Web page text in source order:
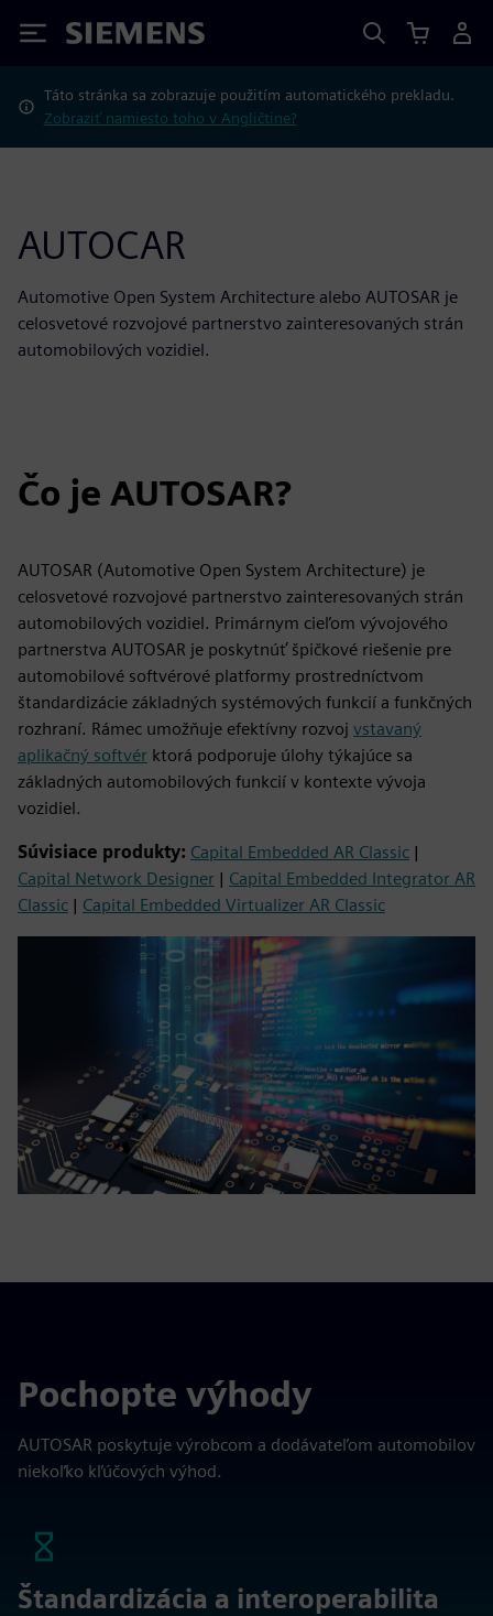
Siemens
Táto stránka sa zobrazuje použitím automatického prekladu.
Zobraziť namiesto toho v Angličtine?
AUTOCAR
Automotive Open System Architecture alebo AUTOSAR je
celosvetové rozvojové partnerstvo zainteresovaných strán
automobilových vozidiel.
Čo je AUTOSAR?
AUTOSAR (Automotive Open System Architecture) je
celosvetové rozvojové partnerstvo zainteresovaných strán
automobilových vozidiel. Primárnym cieľom vývojového
partnerstva AUTOSAR je poskytnúť špičkové riešenie pre
automobilové softvérové platformy prostredníctvom
štandardizácie základných systémových funkcií a funkčných
rozhraní. Rámec umožňuje efektívny rozvoj vstavaný
aplikačný softvér ktorá podporuje úlohy týkajúce sa
základných automobilových funkcií v kontexte vývoja
vozidiel.
Súvisiace produkty: Capital Embedded AR Classic |
Capital Network Designer | Capital Embedded Integrator AR
Classic | Capital Embedded Virtualizer AR Classic
Pochopte výhody
AUTOSAR poskytuje výrobcom a dodávateľom automobilov
niekoľko kľúčových výhod.
Štandardizácia a interoperabilita